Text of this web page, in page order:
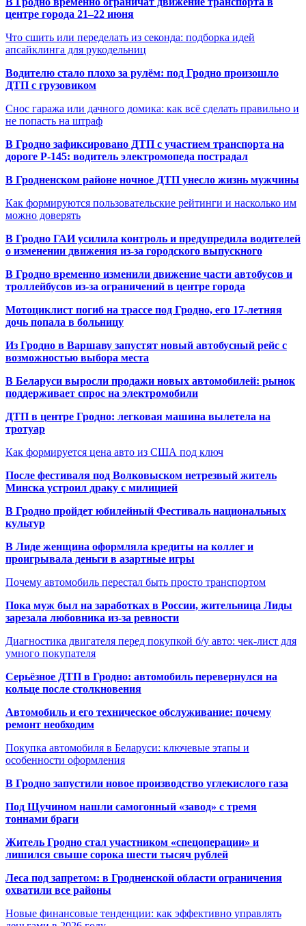
центре города 21–22 июня
Что сшить или переделать из секонда: подборка идей
апсайклинга для рукодельниц
Водителю стало плохо за рулём: под Гродно произошло
ДТП с грузовиком
Снос гаража или дачного домика: как всё сделать правильно и
не попасть на штраф
В Гродно зафиксировано ДТП с участием транспорта на
дороге Р-145: водитель электромопеда пострадал
В Гродненском районе ночное ДТП унесло жизнь мужчины
Как формируются пользовательские рейтинги и насколько им
можно доверять
В Гродно ГАИ усилила контроль и предупредила водителей
о изменении движения из-за городского выпускного
В Гродно временно изменили движение части автобусов и
троллейбусов из-за ограничений в центре города
Мотоциклист погиб на трассе под Гродно, его 17-летняя
дочь попала в больницу
Из Гродно в Варшаву запустят новый автобусный рейс с
возможностью выбора места
В Беларуси выросли продажи новых автомобилей: рынок
поддерживает спрос на электромобили
ДТП в центре Гродно: легковая машина вылетела на
тротуар
Как формируется цена авто из США под ключ
После фестиваля под Волковыском нетрезвый житель
Минска устроил драку с милицией
В Гродно пройдет юбилейный Фестиваль национальных
культур
В Лиде женщина оформляла кредиты на коллег и
проигрывала деньги в азартные игры
Почему автомобиль перестал быть просто транспортом
Пока муж был на заработках в России, жительница Лиды
зарезала любовника из-за ревности
Диагностика двигателя перед покупкой б/у авто: чек-лист для
умного покупателя
Серьёзное ДТП в Гродно: автомобиль перевернулся на
кольце после столкновения
Автомобиль и его техническое обслуживание: почему
ремонт необходим
Покупка автомобиля в Беларуси: ключевые этапы и
особенности оформления
В Гродно запустили новое производство углекислого газа
Под Щучином нашли самогонный «завод» с тремя
тоннами браги
Житель Гродно стал участником «спецоперации» и
лишился свыше сорока шести тысяч рублей
Леса под запретом: в Гродненской области ограничения
охватили все районы
Новые финансовые тенденции: как эффективно управлять